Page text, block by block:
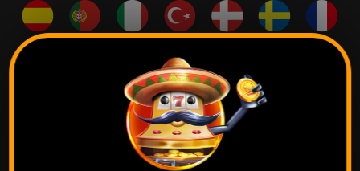
Перейти к промо